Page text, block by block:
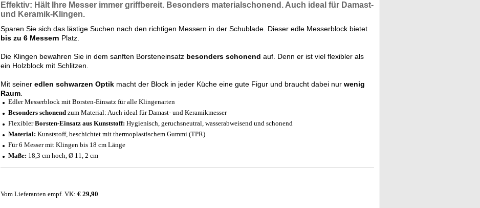
Effektiv: Hält Ihre Messer immer griffbereit. Besonders materialschonend. Auch ideal für Damast-
und Keramik-Klingen.
Sparen Sie sich das lästige Suchen nach den richtigen Messern in der Schublade. Dieser edle Messerblock bietet
bis zu 6 Messern Platz.
Die Klingen bewahren Sie in dem sanften Borsteneinsatz besonders schonend auf. Denn er ist viel flexibler als
ein Holzblock mit Schlitzen.
Mit seiner edlen schwarzen Optik macht der Block in jeder Küche eine gute Figur und braucht dabei nur wenig
Raum
Edler Messerblock mit Borsten-Einsatz für alle Klingenarten
Besonders schonend zum Material: Auch ideal für Damast- und Keramikmesser
FlexiblerBorsten-Einsatz aus Kunststoff: Hygienisch, geruchsneutral, wasserabweisend und schonend
Material: Kunststoff, beschichtet mit thermoplastischem Gummi (TPR)
Für 6 Messer mit Klingen bis 18 cm Länge
Maße: 18,3 cm hoch, Ø 11, 2 cm
Vom Lieferanten empf. VK: € 29,90